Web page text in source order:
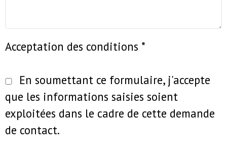
Acceptation des conditions *
En soumettant ce formulaire, j'accepte
que les informations saisies soient
exploitées dans le cadre de cette demande
de contact.